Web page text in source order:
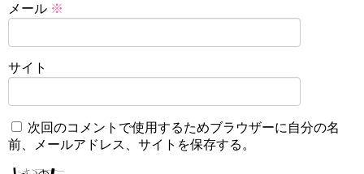
メール ※
サイト
次回のコメントで使用するためブラウザーに自分の名
前、メールアドレス、サイトを保存する。